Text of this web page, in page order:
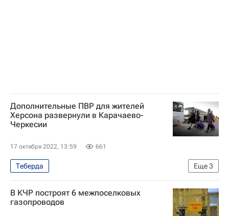
Дополнительные ПВР для жителей
Херсона развернули в Карачаево-
Черкесии
17 октября 2022, 13:59 661
Еще3
Теберда
Карачаево-Черкесская Республика
Рашид Темрезов
Херсон
В КЧР построят 6 межпоселковых
газопроводов